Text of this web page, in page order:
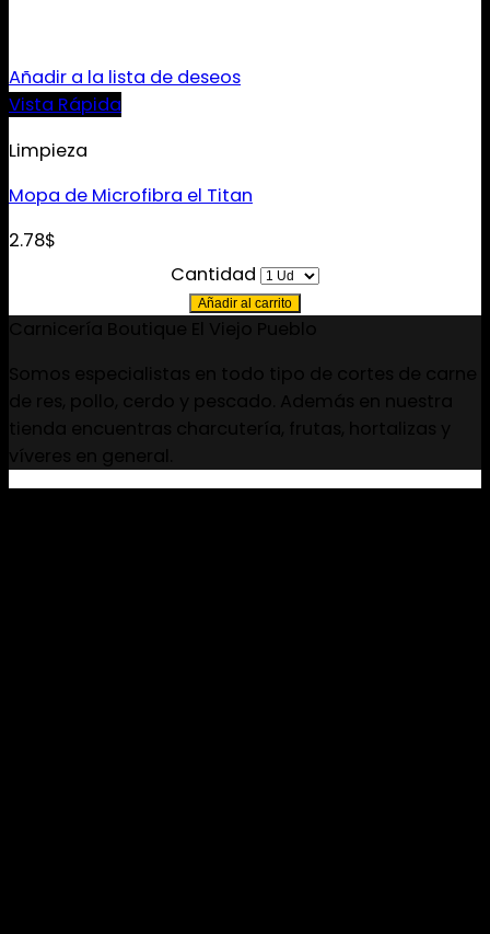
Añadir a la lista de deseos
Vista Rápida
Limpieza
Mopa de Microfibra el Titan
2.78$
Cantidad
Añadir al carrito